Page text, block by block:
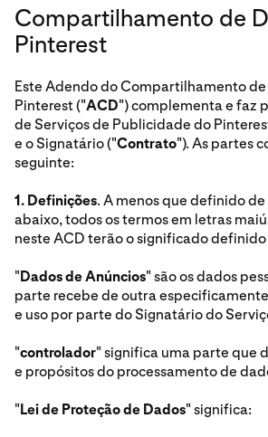
Compartilhamento de
Pinterest
Este Adendo do Compartilhamento
Pinterest ("ACD") complementa e faz
de Serviços de Publicidade do
e o Signatário ("Contrato"). As partes
seguinte:
1. Definições. A menos que definido
abaixo, todos os termos em letras
neste ACD terão o significado
"Dados de Anúncios" são os dados
parte recebe de outra
e uso por parte do Signatário do
"controlador" significa uma parte que
e propósitos do processamento de
"Lei de Proteção de Dados" significa: